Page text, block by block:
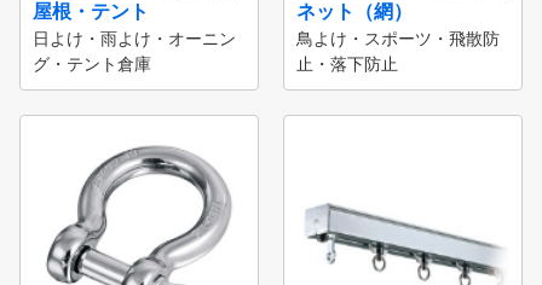
屋根・テント
日よけ・雨よけ・オーニン
グ・テント倉庫
ネット（網）
鳥よけ・スポーツ・飛散防
止・落下防止